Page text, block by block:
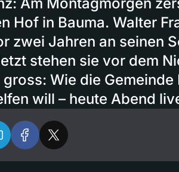
Hof in Bauma. Walter
zwei Jahren an seinen
stehen sie vor dem
Wie die Gemeinde
will – heute Abend